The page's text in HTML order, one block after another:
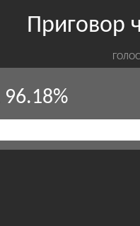
Приговор
96.18%